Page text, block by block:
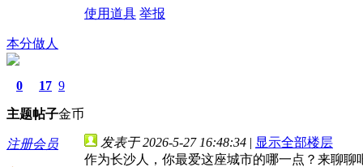
使用道具 举报
本分做人
0
主题
17
帖子
9
金币
注册会员 发表于 2026-5-27 16:48:34 | 显示全部楼层
作为长沙人，你最爱这座城市的哪一点？来聊聊